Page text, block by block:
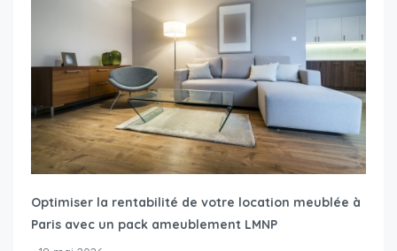
Optimiser la rentabilité de votre location meublée à
Paris avec un pack ameublement LMNP